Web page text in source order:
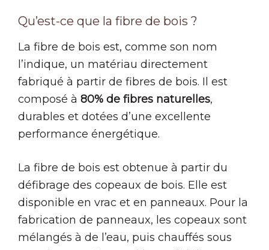
Qu’est-ce que la fibre de bois ?
La fibre de bois est, comme son nom
l’indique, un matériau directement
fabriqué à partir de fibres de bois. Il est
composé à 80% de fibres naturelles,
durables et dotées d’une excellente
performance énergétique.
La fibre de bois est obtenue à partir du
défibrage des copeaux de bois. Elle est
disponible en vrac et en panneaux. Pour la
fabrication de panneaux, les copeaux sont
mélangés à de l’eau, puis chauffés sous